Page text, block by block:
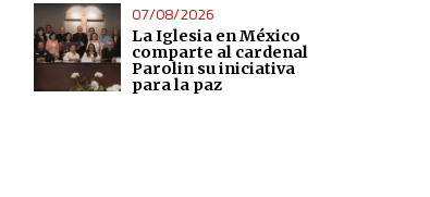
07/08/2026
La Iglesia en México
comparte al cardenal
Parolin su iniciativa
para la paz